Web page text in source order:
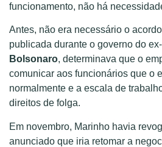
funcionamento, não há
Antes, não era necessário o
publicada durante o governo do
Bolsonaro, determinava que o
comunicar aos funcionários que o
normalmente e a escala de
direitos de folga.
Em novembro, Marinho havia
anunciado que iria retomar a